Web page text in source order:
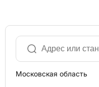
Московская область